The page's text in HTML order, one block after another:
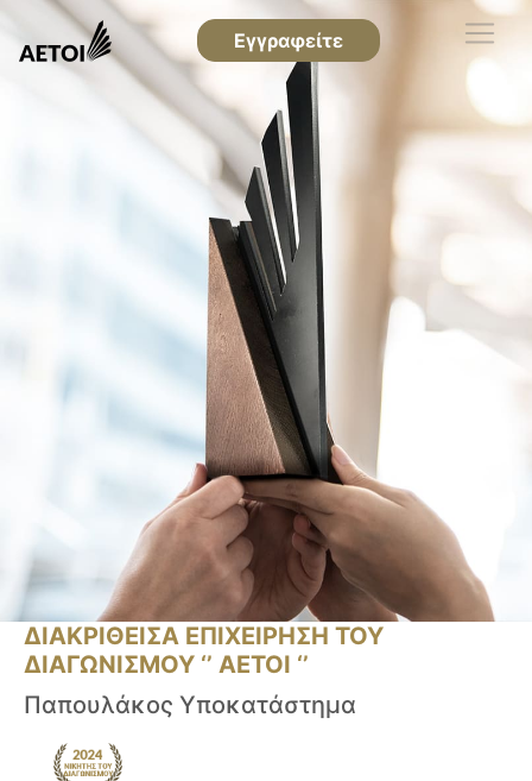
Εγγραφείτε
ΔΙΑΚΡΙΘΕΙΣΑ ΕΠΙΧΕΙΡΗΣΗ ΤΟΥ
ΔΙΑΓΩΝΙΣΜΟΥ ‘’ ΑΕΤΟΙ ‘’
Παπουλάκος Υποκατάστημα